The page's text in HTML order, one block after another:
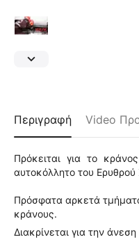
Περιγραφή Video
Πρόκειται για το
αυτοκόλλητο του Ερυθρού
Πρόσφατα αρκετά
κράνους.
Διακρίνεται για την